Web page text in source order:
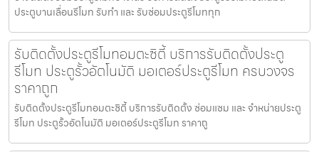
ประตูบานเลื่อนรีโมท รับทำ และ รับซ่อมประตูรีโมททุก
รับติดตั้งประตูรีโมทอมตะซิตี้ บริการรับติดตั้งประตู
รีโมท ประตูรั้วอัตโนมัติ มอเตอร์ประตูรีโมท ครบวงจร
ราคาถูก
รับติดตั้งประตูรีโมทอมตะซิตี้ บริการรับติดตั้ง ซ่อมแซม และ จำหน่ายประตู
รีโมท ประตูรั้วอัตโนมัติ มอเตอร์ประตูรีโมท ราคาถู